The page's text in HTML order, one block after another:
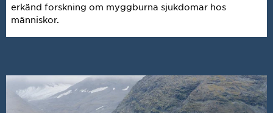
erkänd forskning om myggburna sjukdomar hos
människor.